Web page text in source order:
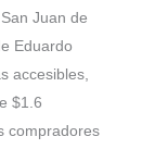
Juan de
Eduardo
accesibles,
$1.6
compradores